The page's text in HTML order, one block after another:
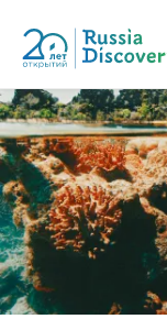
Каталог туров
По России
Регионы
По миру